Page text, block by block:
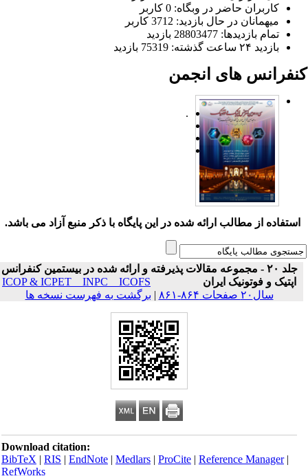
کاربران حاضر در وبگاه: 0 کاربر
میهمانان در حال بازدید: 3712 کاربر
تمام بازدید‌ها: 28803477 بازدید
بازدید ۲۴ ساعت گذشته: 75319 بازدید
های انجمن
.
استفاده از مطالب ارائه شده در این پایگاه با ذکر منبع آزاد می باشد.
جلد ۲۰ - مجموعه مقالات پذیرفته و ارائه شده در بیستمین کنفرانس
اپتیک و فوتونیک ایران
ICOP & ICPET _ INPC _ ICOFS
سال۲۰ صفحات ۸۶۴-۸۶۱
| برگشت به فهرست نسخه ها
Download citation:
BibTeX|RIS|EndNote|Medlars|ProCite|Reference Manager
RefWorks